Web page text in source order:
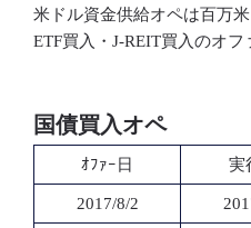
米ドル資金供給オペは百万米
ETF買入・J-REIT買入のオフ
国債買入オペ
ｵﾌｧｰ日 実
2017/8/2